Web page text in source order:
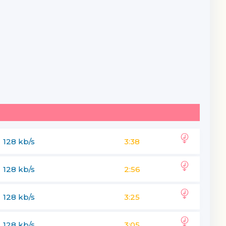
128 kb/s 3:38
128 kb/s 2:56
128 kb/s 3:25